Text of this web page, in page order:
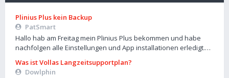
Plinius Plus kein Backup
PatSmart
Hallo hab am Freitag mein Plinius Plus bekommen und habe
nachfolgen alle Einstellungen und App installationen erledigt.…
Was ist Vollas Langzeitsupportplan?
Dowlphin